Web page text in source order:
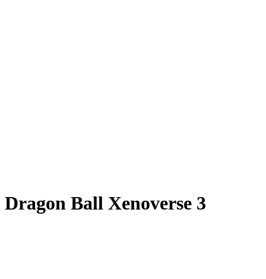
Dragon Ball Xenoverse 3